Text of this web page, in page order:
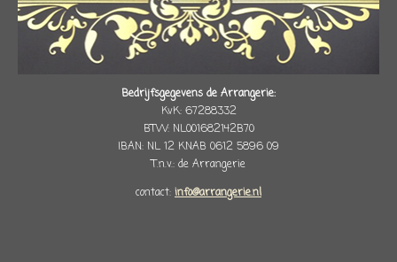
Bedrijfsgegevens de Arrangerie:
KvK: 67288332
BTW: NL001682142B70
IBAN: NL 12 KNAB 0612 5896 09
T.n.v.: de Arrangerie
contact: info@arrangerie.nl